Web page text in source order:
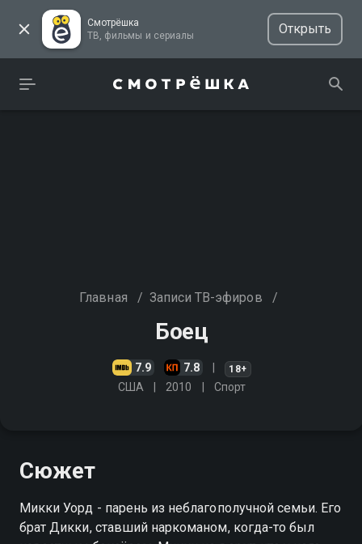
Смотрёшка
ТВ, фильмы и сериалы
Открыть
Главная / Записи ТВ-эфиров /
Боец
7.9 7.8 18+
США 2010 Спорт
Сюжет
Микки Уорд - парень из неблагополучной семьи. Его
брат Дикки, ставший наркоманом, когда-то был